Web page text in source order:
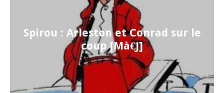
Spirou : Arleston et Conrad sur le
coup [Mà€J]